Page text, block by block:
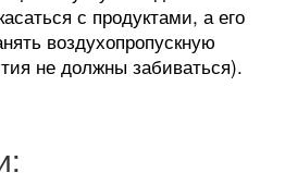
с продуктами, а его
воздухопропускную
не должны забиваться).